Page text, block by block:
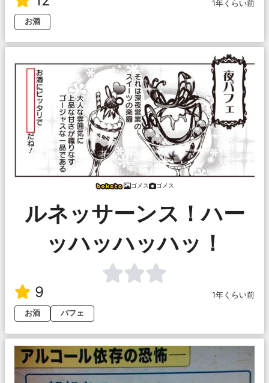
1年くらい前
お酒
ゴメス ゴメス
ルネッサーンス！ハー
ッハッハッハッ！
9
1年くらい前
お酒
パフェ